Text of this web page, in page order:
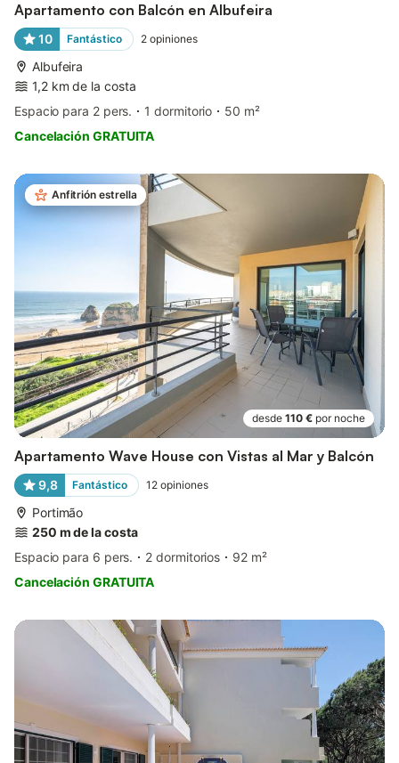
Apartamento con Balcón en Albufeira
10 Fantástico 2 opiniones
Albufeira
1,2 km de la costa
Espacio para 2 pers.
1 dormitorio
50 m²
Cancelación GRATUITA
Anfitrión estrella
desde 110 € por noche
Apartamento Wave House con Vistas al Mar y Balcón
9,8 Fantástico 12 opiniones
Portimão
250 m de la costa
Espacio para 6 pers.
2 dormitorios
92 m²
Cancelación GRATUITA